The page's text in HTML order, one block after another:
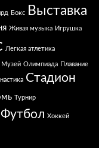
Бокс Выставка
Живая музыка Игрушка
Легкая атлетика
Музей Олимпиада Плавание
Стадион
Турнир
Футбол Хоккей